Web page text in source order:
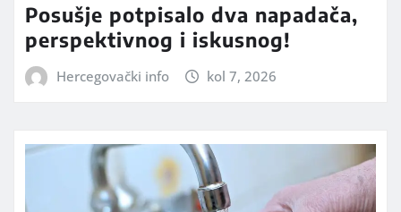
Posušje potpisalo dva napadača,
perspektivnog i iskusnog!
Hercegovački info kol 7, 2026